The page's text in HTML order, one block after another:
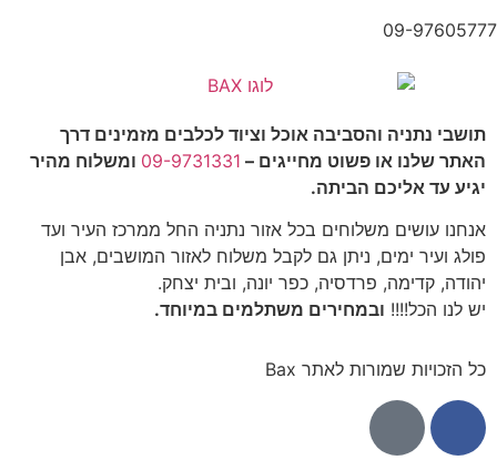
09-97605777
תושבי נתניה והסביבה אוכל וציוד לכלבים מזמינים דרך
האתר שלנו או פשוט מחייגים – 09-9731331 ומשלוח מהיר
יגיע עד אליכם הביתה.
אנחנו עושים משלוחים בכל אזור נתניה החל ממרכז העיר ועד
פולג ועיר ימים, ניתן גם לקבל משלוח לאזור המושבים, אבן
יהודה, קדימה, פרדסיה, כפר יונה, ובית יצחק.
יש לנו הכל!!!! ובמחירים משתלמים במיוחד.
כל הזכויות שמורות לאתר Bax